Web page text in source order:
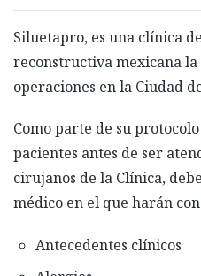
Siluetapro, es una clínica
reconstructiva mexicana
operaciones en la Ciudad
Como parte de su
pacientes antes de ser
cirujanos de la Clínica,
médico en el que harán
Antecedentes clínicos